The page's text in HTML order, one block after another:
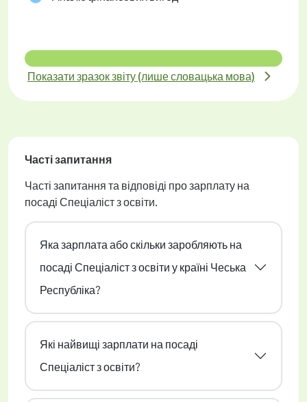
Показати зразок звіту (лише словацька мова)
Часті запитання
Часті запитання та відповіді про зарплату на
посаді Спеціаліст з освіти.
Яка зарплата або скільки заробляють на
посаді Спеціаліст з освіти у країні Чеська
Республіка?
Які найвищі зарплати на посаді
Спеціаліст з освіти?